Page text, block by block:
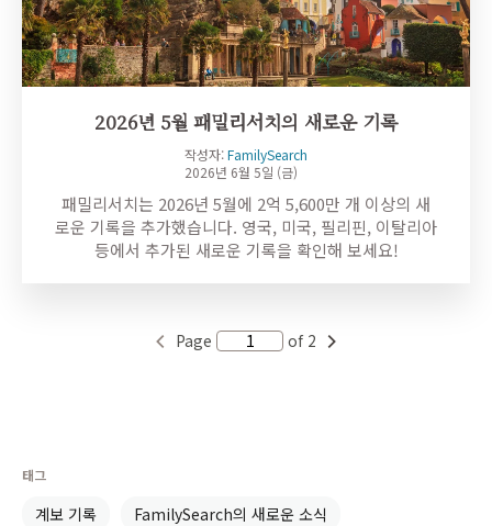
2026년 5월 패밀리서치의 새로운 기록
작성자:FamilySearch
2026년 6월 5일 (금)
패밀리서치는 2026년 5월에 2억 5,600만 개 이상의 새
로운 기록을 추가했습니다. 영국, 미국, 필리핀, 이탈리아
등에서 추가된 새로운 기록을 확인해 보세요!
Page of 2
태그
계보 기록 FamilySearch의 새로운 소식